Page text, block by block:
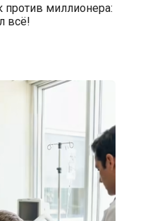
миллионера:
всё!